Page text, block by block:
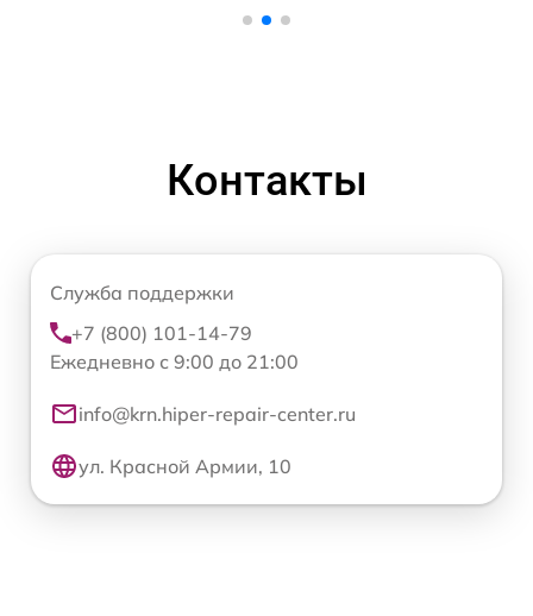
Контакты
Служба поддержки
+7 (800) 101-14-79
Ежедневно с 9:00 до 21:00
info@krn.hiper-repair-center.ru
ул. Красной Армии, 10